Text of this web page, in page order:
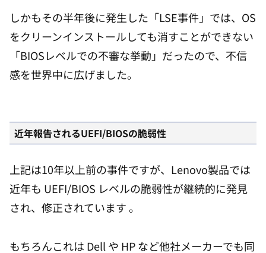
しかもその半年後に発生した「LSE事件」では、OS
をクリーンインストールしても消すことができない
「BIOSレベルでの不審な挙動」だったので、不信
感を世界中に広げました。
近年報告されるUEFI/BIOSの脆弱性
上記は10年以上前の事件ですが、Lenovo製品では
近年も UEFI/BIOS レベルの脆弱性が継続的に発見
され、修正されています 。
もちろんこれは Dell や HP など他社メーカーでも同